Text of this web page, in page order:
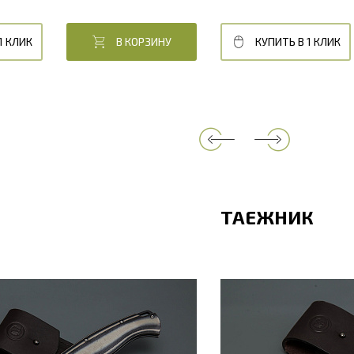
КЛИК В КОРЗИНУ КУПИТЬ В 1 КЛИК
мм
228
мм
100
ТАЕЖНИК
Общая длина, мм
Длина клинка, мм